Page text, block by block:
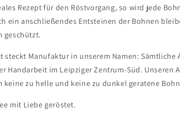
Rezept für den Röstvorgang, so wird jede
ein anschließendes Entsteinen der Bohnen
geschützt.
steckt Manufaktur in unserem Namen:
Handarbeit im Leipziger Zentrum-Süd. Unseren
keine zu helle und keine zu dunkel geratene
mit Liebe geröstet.